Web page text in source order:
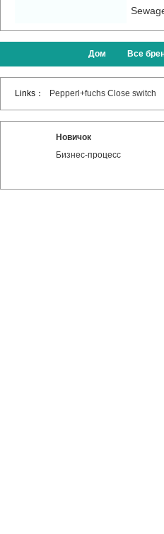
Дом Все
Links： Pepperl+fuchs Close switch
Новичок
Бизнес-процесс